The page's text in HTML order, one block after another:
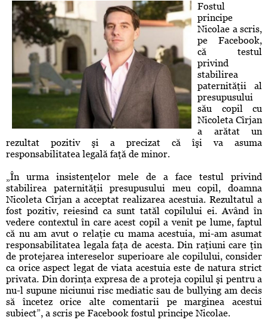
Fostul
principe
Nicolae a scris,
pe Facebook,
că testul
privind
stabilirea
paternităţii al
presupusului
său copil cu
Nicoleta Cîrjan
a arătat un
rezultat pozitiv şi a precizat că îşi va asuma
responsabilitatea legală faţă de minor.
„În urma insistenţelor mele de a face testul privind
stabilirea paternităţii presupusului meu copil, doamna
Nicoleta Cîrjan a acceptat realizarea acestuia. Rezultatul a
fost pozitiv, reiesind ca sunt tatăl copilului ei. Având în
vedere contextul în care acest copil a venit pe lume, faptul
că nu am avut o relaţie cu mama acestuia, mi-am asumat
responsabilitatea legala faţa de acesta. Din raţiuni care ţin
de protejarea intereselor superioare ale copilului, consider
ca orice aspect legat de viata acestuia este de natura strict
privata. Din dorinţa expresa de a proteja copilul şi pentru a
nu-l supune niciunui risc mediatic sau de bullying am decis
să încetez orice alte comentarii pe marginea acestui
subiect”, a scris pe Facebook fostul principe Nicolae.